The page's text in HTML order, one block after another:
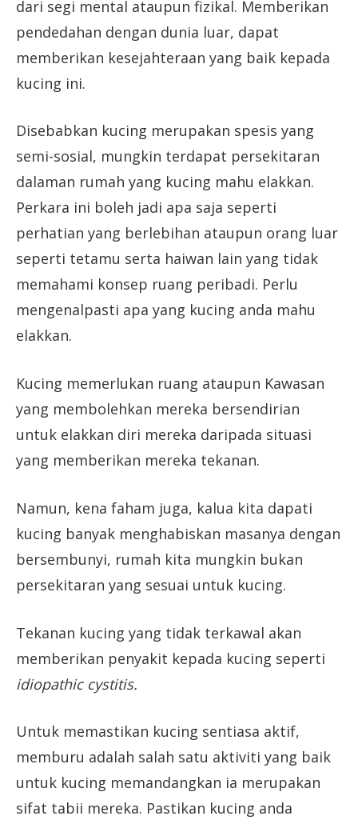
dari segi mental ataupun fizikal. Memberikan
pendedahan dengan dunia luar, dapat
memberikan kesejahteraan yang baik kepada
kucing ini.
Disebabkan kucing merupakan spesis yang
semi-sosial, mungkin terdapat persekitaran
dalaman rumah yang kucing mahu elakkan.
Perkara ini boleh jadi apa saja seperti
perhatian yang berlebihan ataupun orang luar
seperti tetamu serta haiwan lain yang tidak
memahami konsep ruang peribadi. Perlu
mengenalpasti apa yang kucing anda mahu
elakkan.
Kucing memerlukan ruang ataupun Kawasan
yang membolehkan mereka bersendirian
untuk elakkan diri mereka daripada situasi
yang memberikan mereka tekanan.
Namun, kena faham juga, kalua kita dapati
kucing banyak menghabiskan masanya dengan
bersembunyi, rumah kita mungkin bukan
persekitaran yang sesuai untuk kucing.
Tekanan kucing yang tidak terkawal akan
memberikan penyakit kepada kucing seperti
idiopathic cystitis.
Untuk memastikan kucing sentiasa aktif,
memburu adalah salah satu aktiviti yang baik
untuk kucing memandangkan ia merupakan
sifat tabii mereka. Pastikan kucing anda